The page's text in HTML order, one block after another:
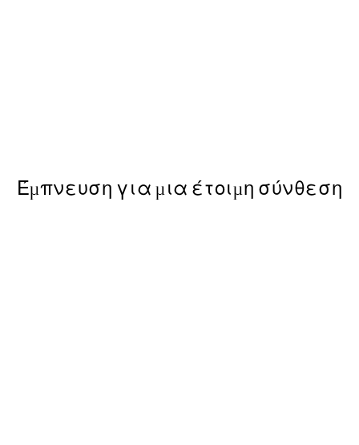
Έμπνευση για μια έτοιμη σύνθεση